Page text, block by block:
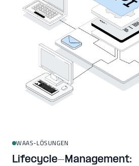
WAAS-LÖSUNGEN
Lifecycle-Management: